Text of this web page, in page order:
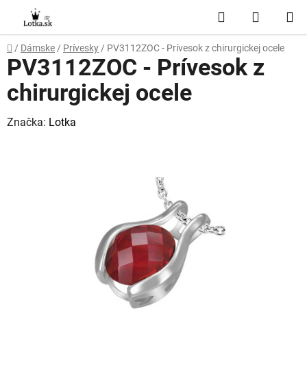
obsah
Hľadať
KOŠÍK
Domov
/ Dámske / Prívesky / PV3112ZOC - Prívesok z chirurgickej ocele
PV3112ZOC - Prívesok z
chirurgickej ocele
Značka: Lotka